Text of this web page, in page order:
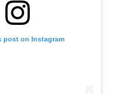
post on Instagram